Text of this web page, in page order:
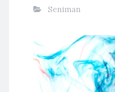
Seniman